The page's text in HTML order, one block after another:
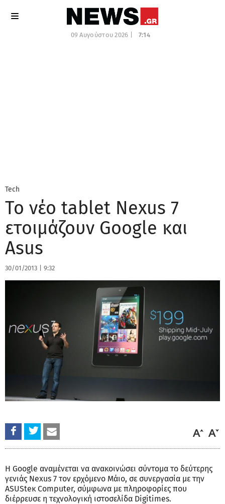
09 Αυγούστου 2026 | 7:14
Tech
Το νέο tablet Nexus 7
ετοιμάζουν Google και
Asus
30/01/2013 9:32
Η Google αναμένεται να ανακοινώσει σύντομα το δεύτερης
γενιάς Nexus 7 τον ερχόμενο Μάιο, σε συνεργασία με την
ASUSteκ Computer, σύμφωνα με πληροφορίες που
διέρρευσε η τεχνολογική ιστοσελίδα Digitimes.